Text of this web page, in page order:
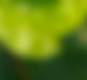
za očuvanje